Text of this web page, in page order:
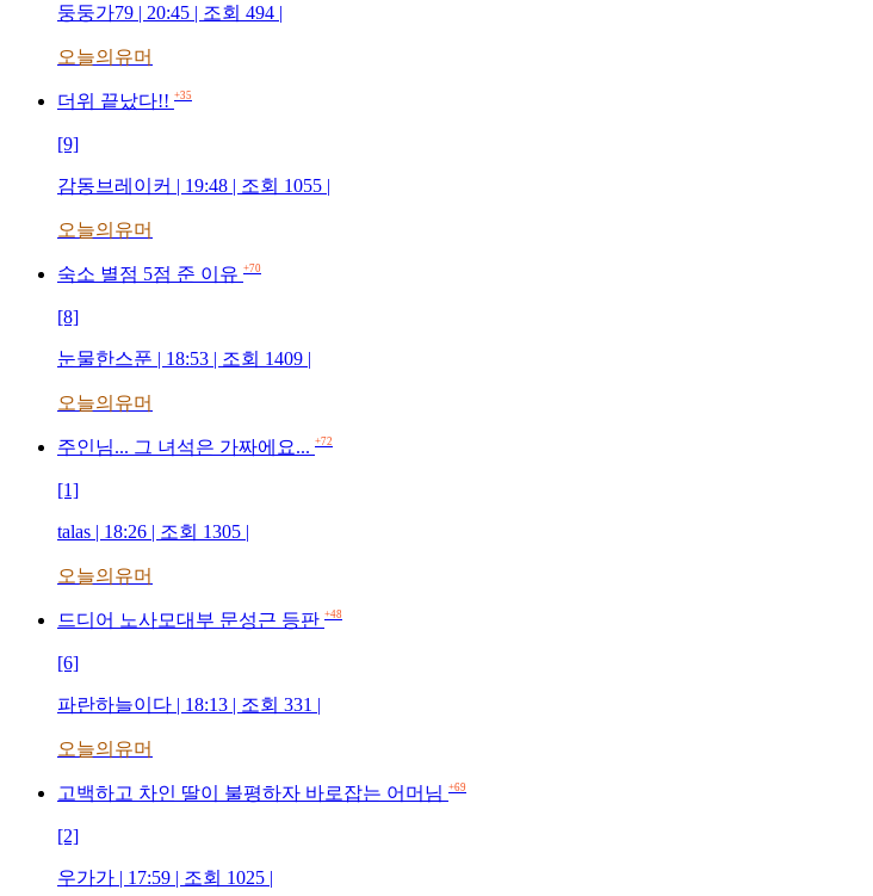
둥둥가79 | 20:45 | 조회 494 |
오늘의유머
더위 끝났다!! +35
[9]
감동브레이커 | 19:48 | 조회 1055 |
오늘의유머
숙소 별점 5점 준 이유 +70
[8]
눈물한스푼 | 18:53 | 조회 1409 |
오늘의유머
주인님... 그 녀석은 가짜에요... +72
[1]
talas | 18:26 | 조회 1305 |
오늘의유머
드디어 노사모대부 문성근 등판 +48
[6]
파란하늘이다 | 18:13 | 조회 331 |
오늘의유머
고백하고 차인 딸이 불평하자 바로잡는 어머님 +69
[2]
우가가 | 17:59 | 조회 1025 |